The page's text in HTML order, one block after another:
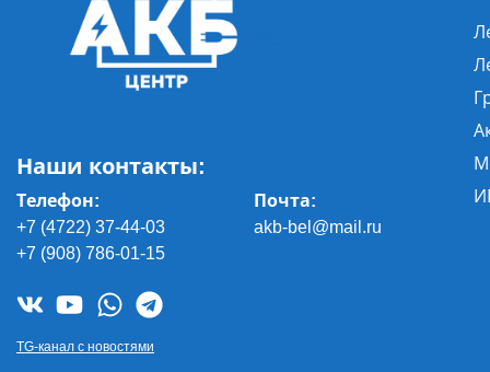
Наши контакты:
Телефон:
+7 (4722) 37-44-03
+7 (908) 786-01-15
Почта:
akb-bel@mail.ru
TG-канал с новостями